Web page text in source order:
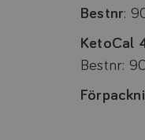
Bestnr:
KetoCal
Bestnr: